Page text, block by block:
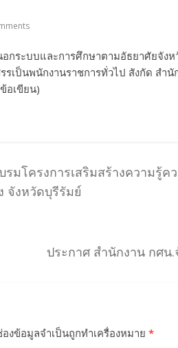
กระบบและการศึกษาตามอัธยาศัยจัง
รเป็นพนักงานราชการทั่วไป สังกัด สำ
อเขียน)
รมโครงการเสริมสร้างความรู้
จังหวัดบุรีรัมย์
ประกาศ สำนักงาน กศน
องข้อมูลจำเป็นถูกทำเครื่องหมาย *